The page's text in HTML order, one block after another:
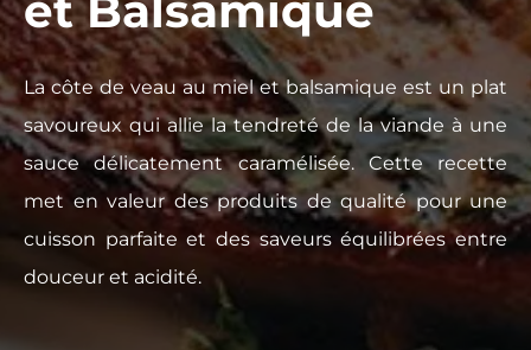
La côte de veau au miel et balsamique est un plat
savoureux qui allie la tendreté de la viande à une
sauce délicatement caramélisée. Cette recette
met en valeur des produits de qualité pour une
cuisson parfaite et des saveurs équilibrées entre
douceur et acidité.